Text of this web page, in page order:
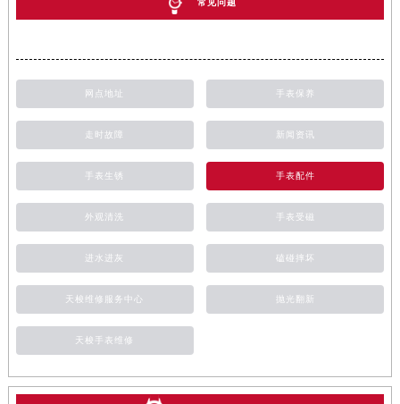
常见问题
网点地址 手表保养
走时故障 新闻资讯
手表生锈 手表配件
外观清洗 手表受磁
进水进灰 磕碰摔坏
天梭维修服务中心 抛光翻新
天梭手表维修